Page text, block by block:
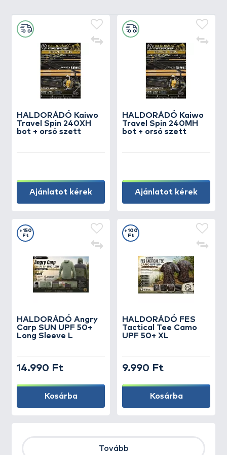
HALDORÁDÓ Kaiwo
Travel Spin 240XH
bot + orsó szett
Ajánlatot kérek
HALDORÁDÓ Kaiwo
Travel Spin 240MH
bot + orsó szett
Ajánlatot kérek
HALDORÁDÓ Angry
Carp SUN UPF 50+
Long Sleeve L
+150
Ft
14.990 Ft
Kosárba
HALDORÁDÓ FES
Tactical Tee Camo
UPF 50+ XL
+100
Ft
9.990 Ft
Kosárba
Tovább